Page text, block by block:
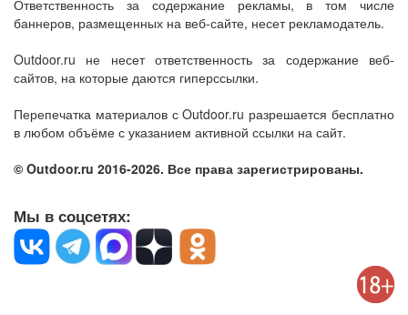
Ответственность за содержание рекламы, в том числе
баннеров, размещенных на веб-сайте, несет рекламодатель.
Outdoor.ru не несет ответственность за содержание веб-
сайтов, на которые даются гиперссылки.
Перепечатка материалов с Outdoor.ru разрешается бесплатно
в любом объёме с указанием активной ссылки на сайт.
© Outdoor.ru 2016-2026. Все права зарегистрированы.
Мы в соцсетях: